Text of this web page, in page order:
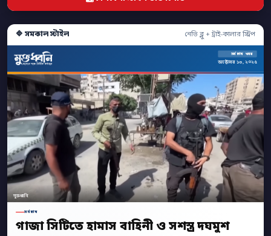
🔷 সমকাল স্টাইল নেভি ব্লু + ট্রাই-কালার স্ট্রিপ
সর্বশেষ খবর
অক্টোবর ১৩, ২০২৫
মুক্তধ্বনি
সর্বশেষ
গাজা সিটিতে হামাস বাহিনী ও সশস্ত্র দঘমুশ